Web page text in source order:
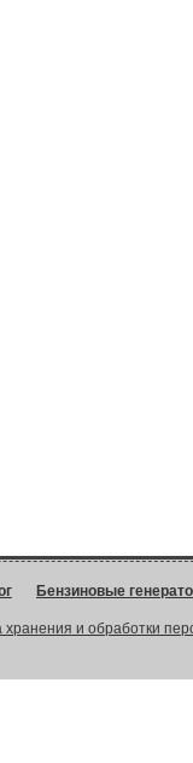
Бензиновые
хранения и обработки